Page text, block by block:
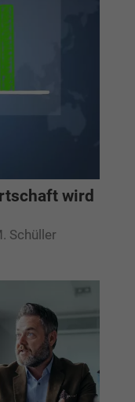
wird
Schüller